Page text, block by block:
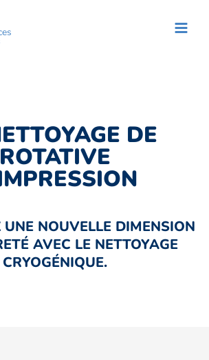
Menu
DE
ROTATIVE
UNE NOUVELLE DIMENSION
AVEC LE NETTOYAGE
CRYOGÉNIQUE.